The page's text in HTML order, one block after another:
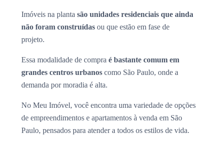
Imóveis na planta são unidades residenciais que ainda
não foram construídas ou que estão em fase de
projeto.
Essa modalidade de compra é bastante comum em
grandes centros urbanos como São Paulo, onde a
demanda por moradia é alta.
No Meu Imóvel, você encontra uma variedade de opções
de empreendimentos e apartamentos à venda em São
Paulo, pensados para atender a todos os estilos de vida.